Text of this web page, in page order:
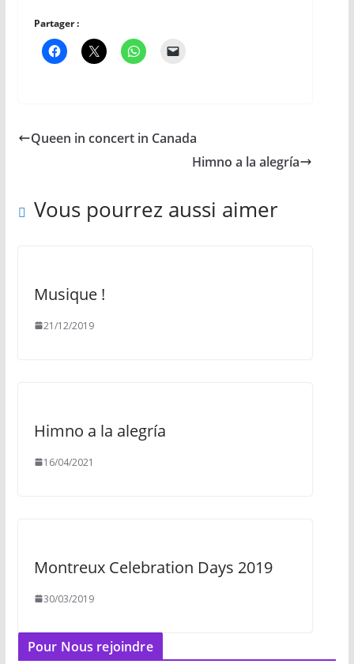
Partager :
Queen in concert in Canada
Himno a la alegría
Vous pourrez aussi aimer
Musique !
21/12/2019
Himno a la alegría
16/04/2021
Montreux Celebration Days 2019
30/03/2019
Pour Nous rejoindre